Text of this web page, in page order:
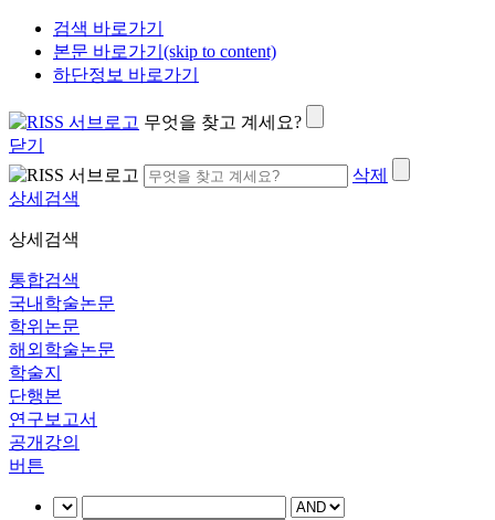
검색 바로가기
본문 바로가기(skip to content)
하단정보 바로가기
무엇을 찾고 계세요?
닫기
삭제
상세검색
상세검색
통합검색
국내학술논문
학위논문
해외학술논문
학술지
단행본
연구보고서
공개강의
버튼